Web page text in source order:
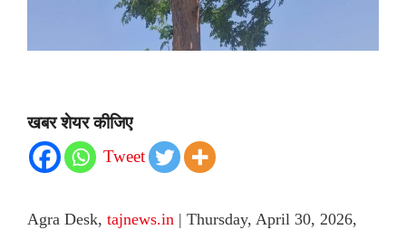
खबर शेयर कीजिए
Tweet
Agra Desk, tajnews.in | Thursday, April 30, 2026,